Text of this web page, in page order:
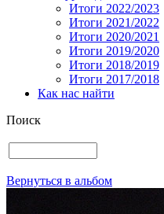
Итоги 2022/2023
Итоги 2021/2022
Итоги 2020/2021
Итоги 2019/2020
Итоги 2018/2019
Итоги 2017/2018
Как нас найти
Поиск
Вернуться в альбом